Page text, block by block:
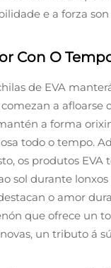
e a forza
Con O
de EVA
a
a forma
todo o tempo.
os produtos
sol durante
o amor
que ofrece un
un tributo á